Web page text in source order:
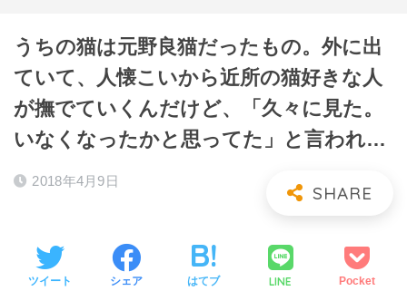
うちの猫は元野良猫だったもの。外に出
ていて、人懐こいから近所の猫好きな人
が撫でていくんだけど、「久々に見た。
いなくなったかと思ってた」と言われ…
2018年4月9日
ツイート シェア はてブ LINE Pocket